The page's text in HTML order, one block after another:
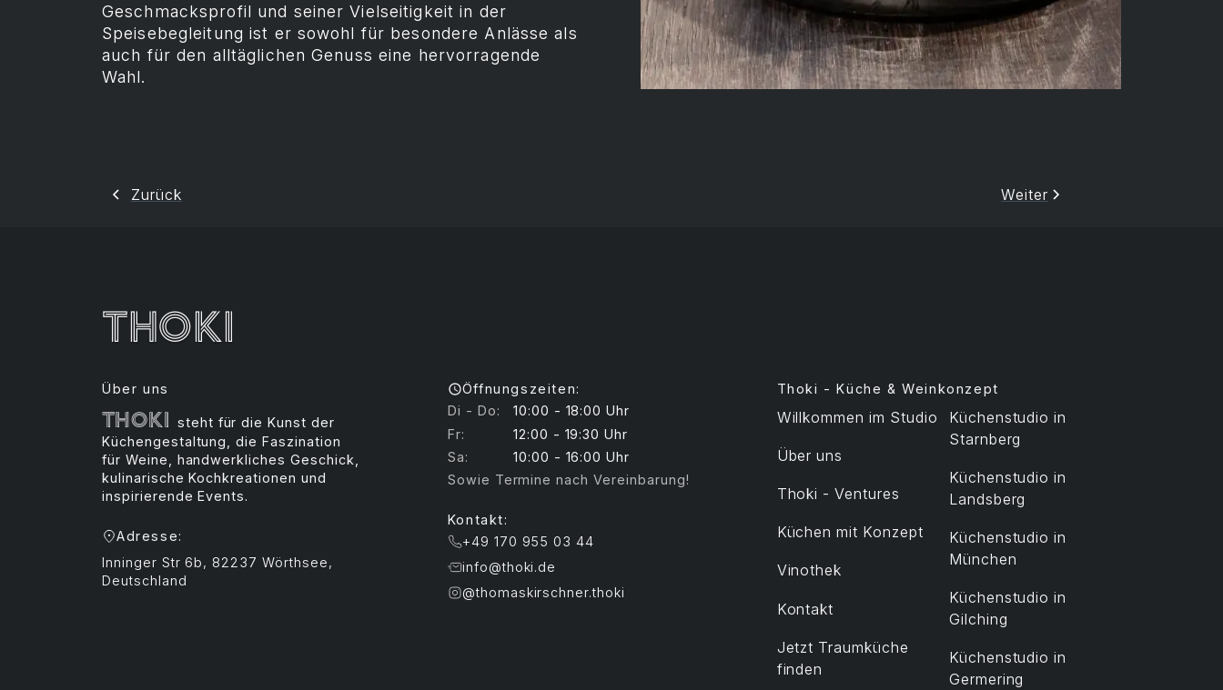
Geschmacksprofil und seiner Vielseitigkeit in der
Speisebegleitung ist er sowohl für besondere Anlässe als
auch für den alltäglichen Genuss eine hervorragende
Wahl.
Zurück Weiter
Thoki
Über uns
Thoki steht für die Kunst der
Küchengestaltung, die Faszination
für Weine, handwerkliches Geschick,
kulinarische Kochkreationen und
inspirierende Events.
Adresse:
Inninger Str 6b, 82237 Wörthsee,
Deutschland
Öffnungszeiten:
Di - Do:
10:00 - 18:00 Uhr
Fr:
12:00 - 19:30 Uhr
Sa:
10:00 - 16:00 Uhr
Sowie Termine nach Vereinbarung!
Kontakt:
+49 170 955 03 44
info@thoki.de
@thomaskirschner.thoki
Thoki - Küche & Weinkonzept
Willkommen im Studio
Über uns
Thoki - Ventures
Küchen mit Konzept
Vinothek
Kontakt
Jetzt Traumküche
finden
Küchenstudio in
Starnberg
Küchenstudio in
Landsberg
Küchenstudio in
München
Küchenstudio in
Gilching
Küchenstudio in
Germering